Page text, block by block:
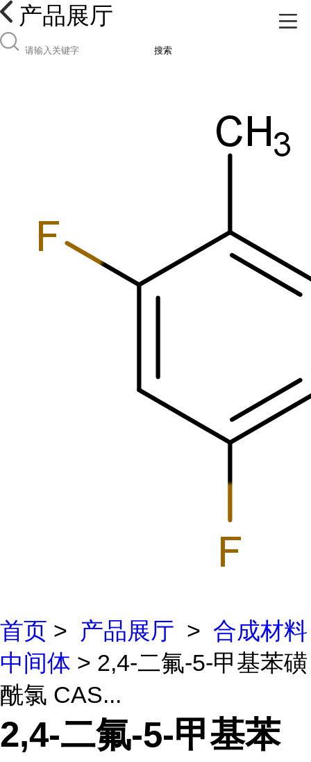
产品展厅
搜索
首页 > 产品展厅 > 合成材料
中间体 > 2,4-二氟-5-甲基苯磺
酰氯 CAS...
2,4-二氟-5-甲基苯